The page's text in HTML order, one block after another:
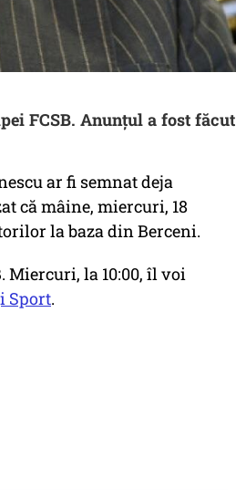
FCSB. Anunțul a fost făcut
ar fi semnat deja
că mâine, miercuri, 18
la baza din Berceni.
Miercuri, la 10:00, îl voi
Sport.